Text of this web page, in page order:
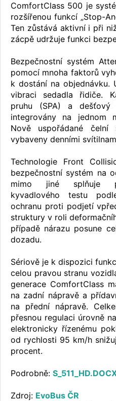
ComfortClass 500 je
rozšířenou funkcí „Stop-
Ten zůstává aktivní i při
zácpě udržuje funkci
Bezpečnostní systém
pomocí mnoha faktorů
k dostání na objednávku.
vibraci sedadla řidiče.
pruhu (SPA) a
integrovány na jednom
Nově uspořádané čelní
vybaveny denními
Technologie Front
bezpečnostní systém na
mimo jiné splňuje
kyvadlového testu
ochranu proti podjetí
struktury v roli
případě nárazu posune
dozadu.
Sériově je k dispozici
celou pravou stranu
generace ComfortClass
na zadní nápravě a
na přední nápravě.
přesnou regulaci úrovně
elektronicky řízenému
od rychlosti 95 km/h
procent.
Podrobně:
Zdroj: EvoBus ČR